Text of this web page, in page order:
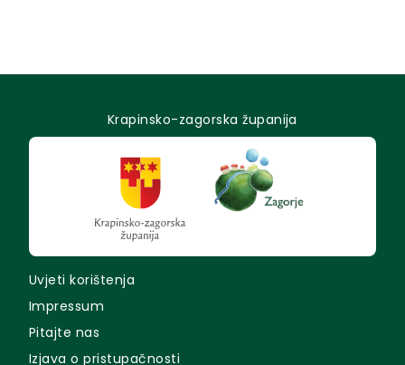
Krapinsko-zagorska županija
Uvjeti korištenja
Impressum
Pitajte nas
Izjava o pristupačnosti